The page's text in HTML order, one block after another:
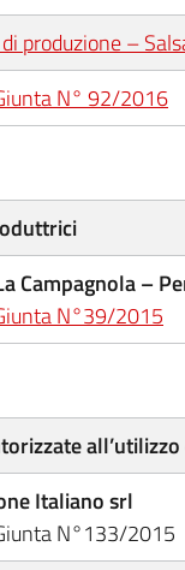
produzione –
N° 92/2016
Campagnola –
N°39/2015
Italiano srl
N°133/2015